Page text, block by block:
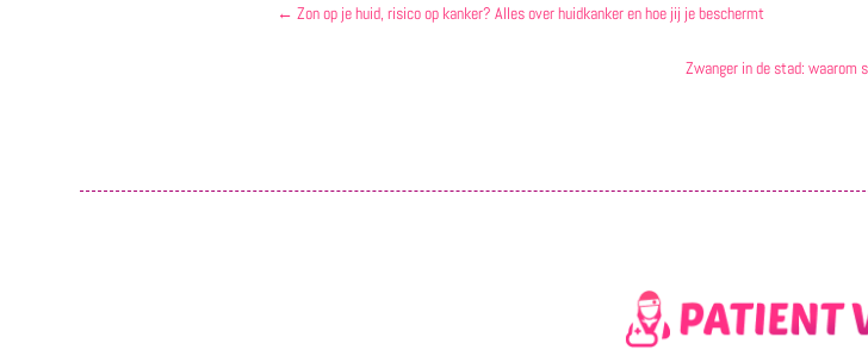
← Zon op je huid, risico op kanker? Alles over huidkanker en hoe jij je beschermt
Zwanger in de stad: waarom